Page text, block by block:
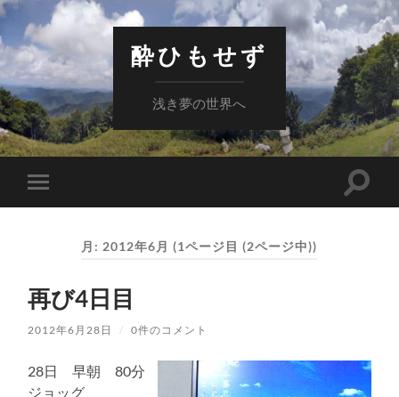
酔ひもせず
浅き夢の世界へ
モ
バ
ー
を
切
り
え
る
検
る
月: 2012年6月 (1ページ目 (2ページ中))
再び4日目
2012年6月28日 / 0件のコメント
28日 早朝 80分
ジョッグ